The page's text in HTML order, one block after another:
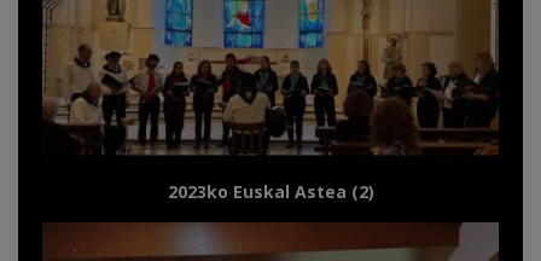
2023ko Euskal Astea (2)